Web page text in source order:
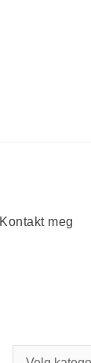
Kontakt meg